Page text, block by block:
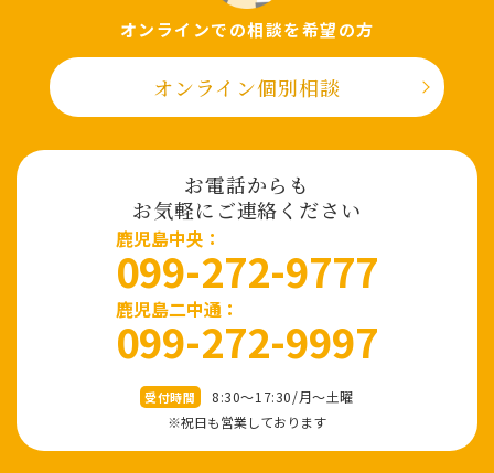
オンラインでの相談を希望の⽅
オンライン個別相談
お電話からも
お気軽にご連絡ください
⿅児島中央：
099-272-9777
鹿児島二中通：
099-272-9997
受付時間
8:30～17:30/⽉〜⼟曜
※祝⽇も営業しております